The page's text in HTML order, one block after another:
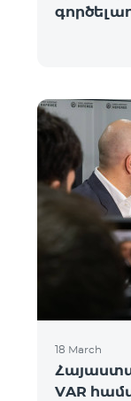
18 March
VAR